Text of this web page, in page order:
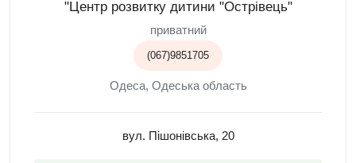
"Центр розвитку дитини "Острівець"
приватний
(067)9851705
Одеса, Одеська область
вул. Пішонівська, 20